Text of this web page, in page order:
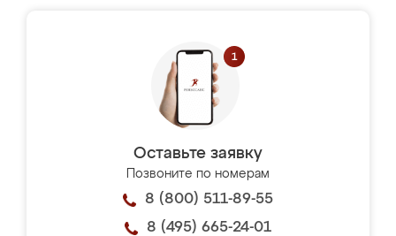
Оставьте заявку
Позвоните по номерам
8 (800) 511-89-55
8 (495) 665-24-01